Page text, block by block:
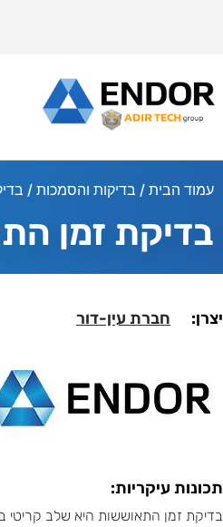
עמוד הבית / בדיקות והסמכות /
בדיקת זמן
יצרן: חברת עין-דור
תכונות עיקריות:
בדיקת זמן התאוששות היא שלב קריטי